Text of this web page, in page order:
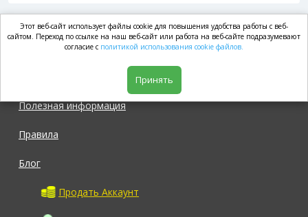
market.com
Полезная информация
Правила
Блог
Продать Аккаунт
Этот веб-сайт использует файлы cookie для повышения удобства работы с веб-
сайтом. Переход по ссылке на наш веб-сайт или работа на веб-сайте подразумевают
согласие с политикой использования cookie файлов.
Принять